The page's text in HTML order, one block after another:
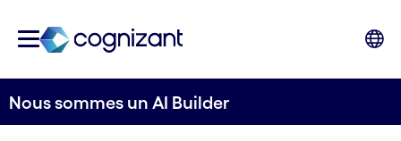
Nous sommes un AI Builder